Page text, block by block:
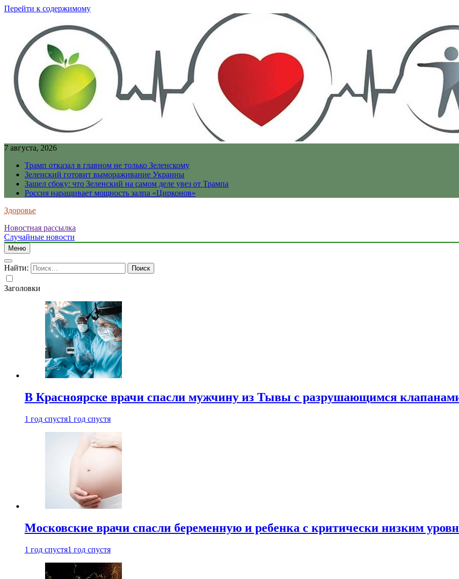
Перейти к содержимому
7 августа, 2026
Трамп отказал в главном не только Зеленскому
Зеленский готовит вымораживание Украины
Зашел сбоку: что Зеленский на самом деле увез от Трампа
Россия наращивает мощность залпа «Цирконов»
Здоровье
Новостная рассылка
Случайные новости
Меню
Найти:
Заголовки
В Красноярске врачи спасли мужчину из Тывы с разрушающимся
1 год спустя1 год спустя
Московские врачи спасли беременную и ребенка с критически низким
1 год спустя1 год спустя